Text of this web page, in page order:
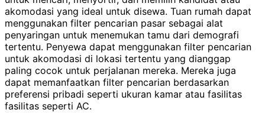
akomodasi yang ideal untuk disewa. Tuan rumah dapat
menggunakan filter pencarian pasar sebagai alat
penyaringan untuk menemukan tamu dari demografi
tertentu. Penyewa dapat menggunakan filter pencarian
untuk akomodasi di lokasi tertentu yang dianggap
paling cocok untuk perjalanan mereka. Mereka juga
dapat memanfaatkan filter pencarian berdasarkan
preferensi pribadi seperti ukuran kamar atau fasilitas
fasilitas seperti AC.